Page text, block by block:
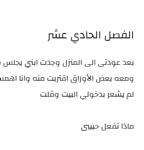
الفصل الحادي عشر
بعد عودتى الى المنزل وجدت ابني
ومعه بعض الأوراق اقتربت منه وانا
لم يشعر بدخولي البيت وقلت
ماذا تفعل حبيبى